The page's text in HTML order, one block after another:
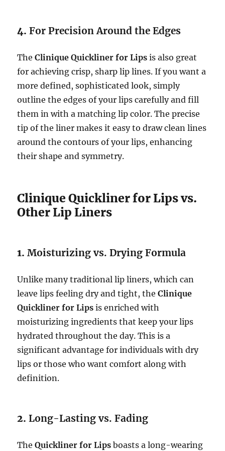
4.For Precision Around the Edges
TheClinique Quickliner for Lips is also great
for achieving crisp, sharp lip lines. If you want a
more defined, sophisticated look, simply
outline the edges of your lips carefully and fill
them in with a matching lip color. The precise
tip of the liner makes it easy to draw clean lines
around the contours of your lips, enhancing
their shape and symmetry.
Clinique Quickliner for Lips vs.
Other Lip Liners
1.Moisturizing vs. Drying Formula
Unlike many traditional lip liners, which can
leave lips feeling dry and tight, theClinique
Quickliner for Lips is enriched with
moisturizing ingredients that keep your lips
hydrated throughout the day. This is a
significant advantage for individuals with dry
lips or those who want comfort along with
definition.
2.Long-Lasting vs. Fading
TheQuickliner for Lips boasts a long-wearing